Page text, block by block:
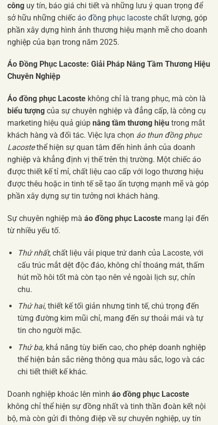
công uy tín, báo giá chi tiết và những lưu ý quan trọng để
sở hữu những chiếc áo đồng phục lacoste chất lượng, góp
phần xây dựng hình ảnh thương hiệu mạnh mẽ cho doanh
nghiệp của bạn trong năm 2025.
Áo Đồng Phục Lacoste: Giải Pháp Nâng Tầm Thương Hiệu
Chuyên Nghiệp
Áo đồng phục Lacoste không chỉ là trang phục, mà còn là
biểu tượng của sự chuyên nghiệp và đẳng cấp, là công cụ
marketing hiệu quả giúp nâng tầm thương hiệu trong mắt
khách hàng và đối tác. Việc lựa chọn áo thun đồng phục
Lacostethể hiện sự quan tâm đến hình ảnh của doanh
nghiệp và khẳng định vị thế trên thị trường. Một chiếc áo
được thiết kế tỉ mỉ, chất liệu cao cấp với logo thương hiệu
được thêu hoặc in tinh tế sẽ tạo ấn tượng mạnh mẽ và góp
phần xây dựng sự tin tưởng nơi khách hàng.
Sự chuyên nghiệp mà áo đồng phục Lacoste mang lại đến
từ nhiều yếu tố.
Thứ nhất, chất liệu vải pique trứ danh của Lacoste, với
cấu trúc mắt dệt độc đáo, không chỉ thoáng mát, thấm
hút mồ hôi tốt mà còn tạo nên vẻ ngoài lịch sự, chỉn
chu.
Thứ hai, thiết kế tối giản nhưng tinh tế, chú trọng đến
từng đường kim mũi chỉ, mang đến sự thoải mái và tự
tin cho người mặc.
Thứ ba, khả năng tùy biến cao, cho phép doanh nghiệp
thể hiện bản sắc riêng thông qua màu sắc, logo và các
chi tiết thiết kế khác.
Doanh nghiệp khoác lên mình áo đồng phục Lacoste
không chỉ thể hiện sự đồng nhất và tinh thần đoàn kết nội
bộ, mà còn gửi đi thông điệp về sự chuyên nghiệp, uy tín